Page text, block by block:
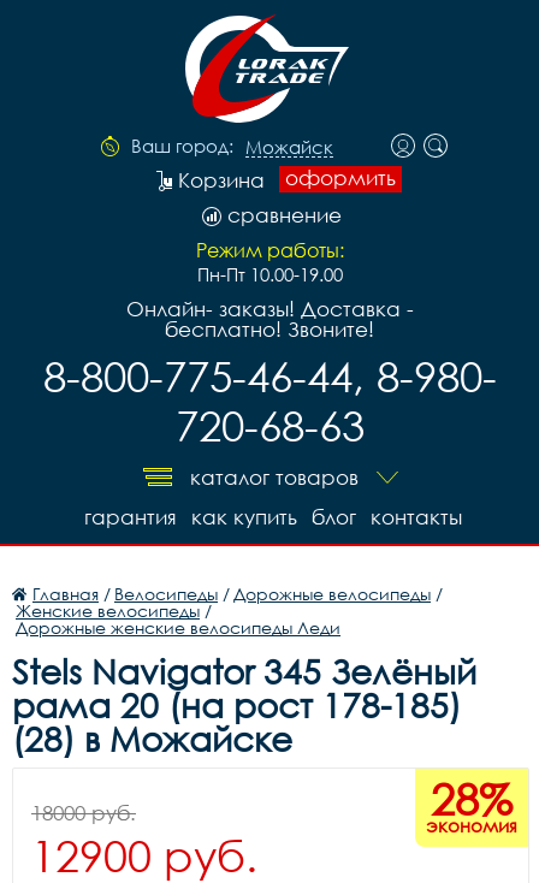
Ваш город: Можайск
оформить
Корзина
сравнение
Режим работы:
Пн-Пт 10.00-19.00
Онлайн- заказы! Доставка -
бесплатно! Звоните!
8-800-775-46-44, 8-980-
720-68-63
каталог товаров
контакты
блог
как купить
гарантия
Главная / Велосипеды / Дорожные велосипеды /
Женские велосипеды /
Дорожные женские велосипеды Леди
Stels Navigator 345 Зелёный
рама 20 (на рост 178-185)
(28) в Можайске
28%
экономия
18000 руб.
12900 руб.